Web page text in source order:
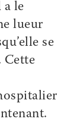
a le
lueur
se
Cette